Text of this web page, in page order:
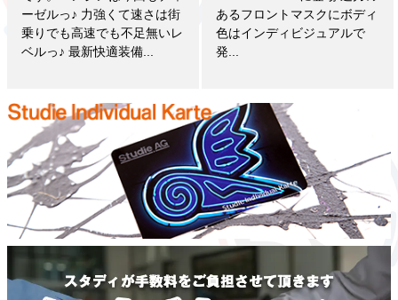
ーゼルっ♪ 力強くて速さは街
乗りでも高速でも不足無いレ
ベルっ♪ 最新快適装備...
あるフロントマスクにボディ
色はインディビジュアルで
発...